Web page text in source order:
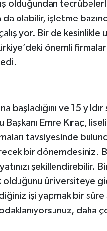
olduğundan
da olabilir, işletme
Bir de kesinlikle
önemli
başladığını ve 15
Emre Kıraç,
tavsiyesinde
bir dönemdesiniz.
şekillendirebilir.
olduğunu üniversiteye
işi yapmak bir
daha